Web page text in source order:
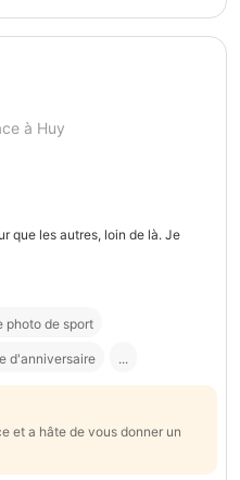
à Huy
que les autres, loin de là. Je
photo de sport
d'anniversaire ...
et a hâte de vous donner un